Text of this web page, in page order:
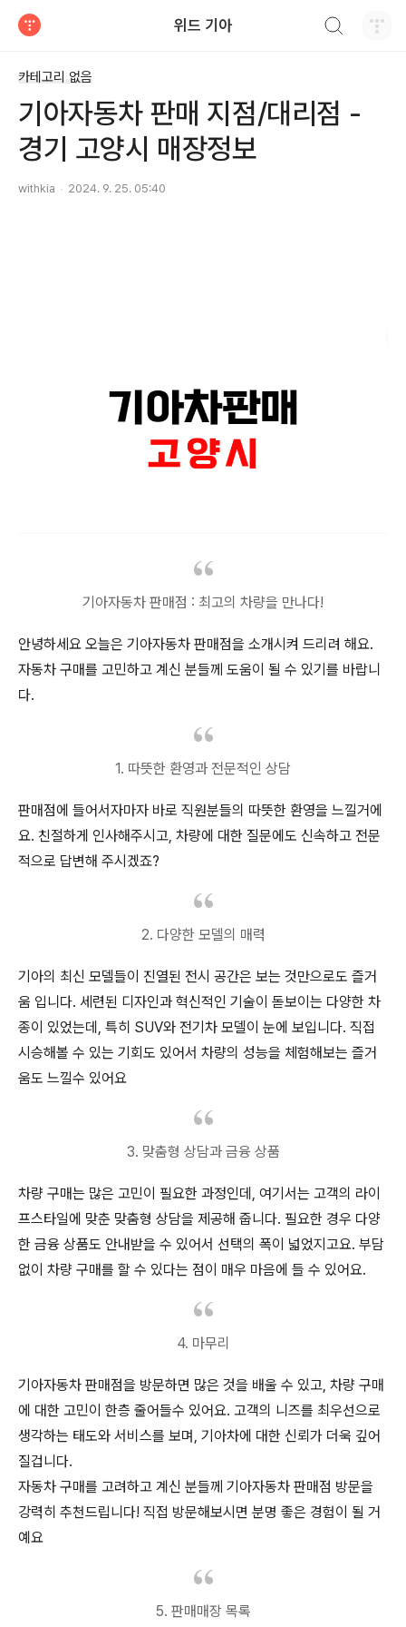
위드 기아
카테고리 없음
기아자동차 판매 지점/대리점 -
경기 고양시 매장정보
withkia 2024. 9. 25. 05:40
기아자동차 판매점 : 최고의 차량을 만나다!
안녕하세요 오늘은 기아자동차 판매점을 소개시켜 드리려 해요.
자동차 구매를 고민하고 계신 분들께 도움이 될 수 있기를 바랍니
다.
1. 따뜻한 환영과 전문적인 상담
판매점에 들어서자마자 바로 직원분들의 따뜻한 환영을 느낄거에
요. 친절하게 인사해주시고, 차량에 대한 질문에도 신속하고 전문
적으로 답변해 주시겠죠?
2. 다양한 모델의 매력
기아의 최신 모델들이 진열된 전시 공간은 보는 것만으로도 즐거
움 입니다. 세련된 디자인과 혁신적인 기술이 돋보이는 다양한 차
종이 있었는데, 특히 SUV와 전기차 모델이 눈에 보입니다. 직접
시승해볼 수 있는 기회도 있어서 차량의 성능을 체험해보는 즐거
움도 느낄수 있어요
3. 맞춤형 상담과 금융 상품
차량 구매는 많은 고민이 필요한 과정인데, 여기서는 고객의 라이
프스타일에 맞춘 맞춤형 상담을 제공해 줍니다. 필요한 경우 다양
한 금융 상품도 안내받을 수 있어서 선택의 폭이 넓었지고요. 부담
없이 차량 구매를 할 수 있다는 점이 매우 마음에 들 수 있어요.
4. 마무리
기아자동차 판매점을 방문하면 많은 것을 배울 수 있고, 차량 구매
에 대한 고민이 한층 줄어들수 있어요. 고객의 니즈를 최우선으로
생각하는 태도와 서비스를 보며, 기아차에 대한 신뢰가 더욱 깊어
질겁니다.
자동차 구매를 고려하고 계신 분들께 기아자동차 판매점 방문을
강력히 추천드립니다! 직접 방문해보시면 분명 좋은 경험이 될 거
예요
5. 판매매장 목록